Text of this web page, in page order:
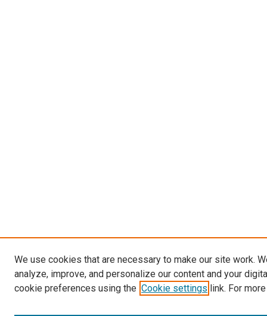
We use cookies that are necessary to make our site work.
analyze, improve, and personalize our content and your
cookie preferences using the Cookie settings link. For